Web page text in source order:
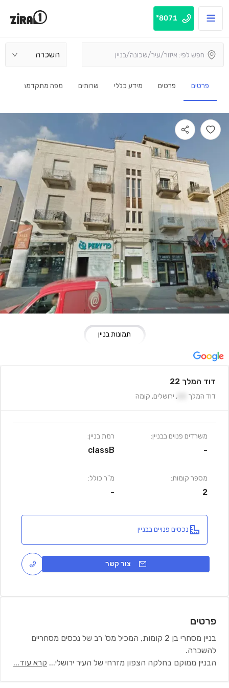
8071*
השכרה
פרטים פרטים מידע כללי שרותים מפה מתקדמת
תמונות בניין
דוד המלך 22
דוד המלך , ירושלים, קומה
משרדים פנוים בבניין:
-
מספר קומות:
2
רמת בניין:
classB
מ"ר כולל:
-
נכסים פנויים בבניין
צור קשר
פרטים
בניין מסחרי בן 2 קומות, המכיל מס' רב של נכסים מסחריים
להשכרה.
הבניין ממוקם בחלקה הצפון מזרחי של העיר ירושלי... קרא עוד...